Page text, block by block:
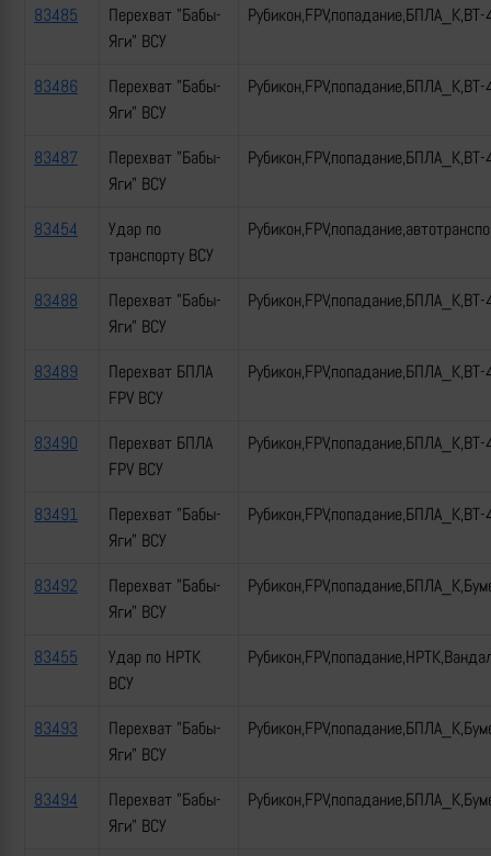
83485
Перехват "Бабы-
Яги" ВСУ
83486
Перехват "Бабы-
Яги" ВСУ
83487
Перехват "Бабы-
Яги" ВСУ
83454
Удар по
транспорту ВСУ
83488
Перехват "Бабы-
Яги" ВСУ
83489
Перехват БПЛА
FPV ВСУ
83490
Перехват БПЛА
FPV ВСУ
83491
Перехват "Бабы-
Яги" ВСУ
83492
Перехват "Бабы-
Яги" ВСУ
83455
Удар по НРТК
ВСУ
83493
Перехват "Бабы-
Яги" ВСУ
83494
Перехват "Бабы-
Яги" ВСУ